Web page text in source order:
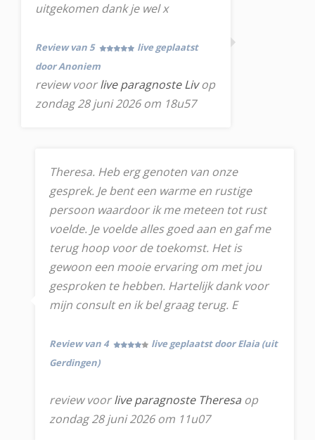
uitgekomen dank je wel x
Review van 5
live geplaatst
door Anoniem
review voorlive paragnoste Livop
zondag 28 juni 2026 om 18u57
Theresa. Heb erg genoten van onze
gesprek. Je bent een warme en rustige
persoon waardoor ik me meteen tot rust
voelde. Je voelde alles goed aan en gaf me
terug hoop voor de toekomst. Het is
gewoon een mooie ervaring om met jou
gesproken te hebben. Hartelijk dank voor
mijn consult en ik bel graag terug. E
Review van 4
live geplaatst door Elaia (uit
Gerdingen)
review voorlive paragnoste Theresa op
zondag 28 juni 2026 om 11u07